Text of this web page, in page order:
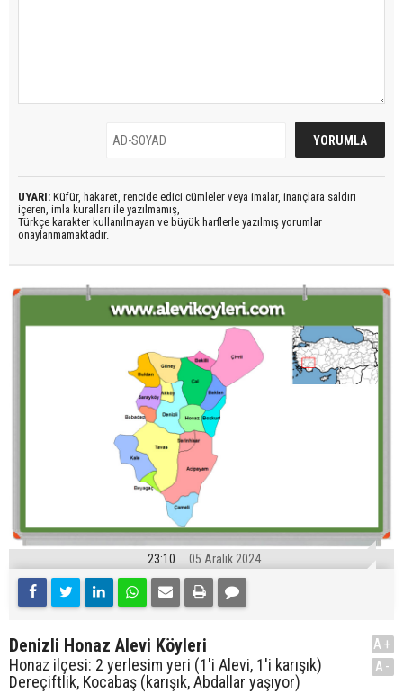
UYARI: Küfür, hakaret, rencide edici cümleler veya imalar, inançlara saldırı
içeren, imla kuralları ile yazılmamış,
Türkçe karakter kullanılmayan ve büyük harflerle yazılmış yorumlar
onaylanmamaktadır.
23:10 05 Aralık 2024
Denizli Honaz Alevi Köyleri
Honaz ilçesi: 2 yerlesim yeri (1'i Alevi, 1'i karışık)
Dereçiftlik, Kocabaş (karışık, Abdallar yaşıyor)
A+
A-